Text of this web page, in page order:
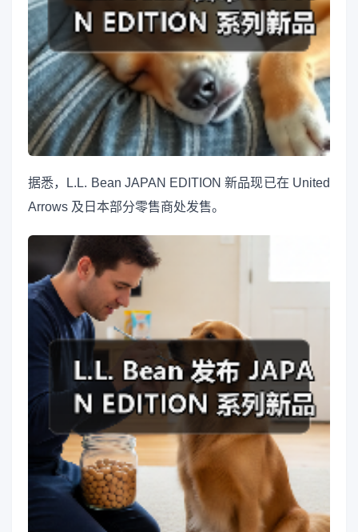
据悉，L.L. Bean JAPAN EDITION 新品现已在 United
Arrows 及日本部分零售商处发售。